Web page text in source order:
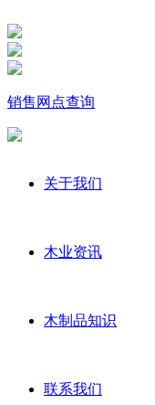
销售网点查询
关于我们
木业资讯
木制品知识
联系我们